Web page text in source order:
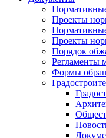
Проекты
Проекты
Порядок
Регламенты
Формы